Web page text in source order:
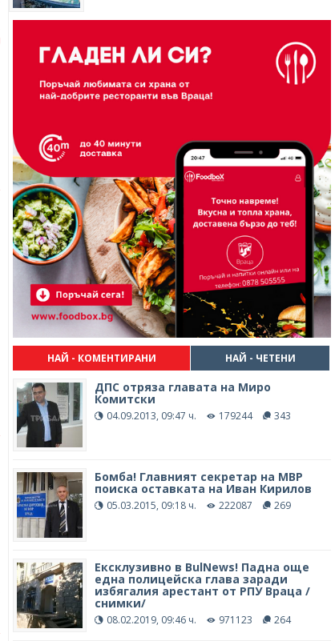
НАЙ - КОМЕНТИРАНИ НАЙ - ЧЕТЕНИ
ДПС отряза главата на Миро
Комитски
04.09.2013, 09:47 ч. 179244 343
Бомба! Главният секретар на МВР
поиска оставката на Иван Кирилов
05.03.2015, 09:18 ч. 222087 269
Ексклузивно в BulNews! Падна още
една полицейска глава заради
избягалия арестант от РПУ Враца /
снимки/
08.02.2019, 09:46 ч. 971123 264